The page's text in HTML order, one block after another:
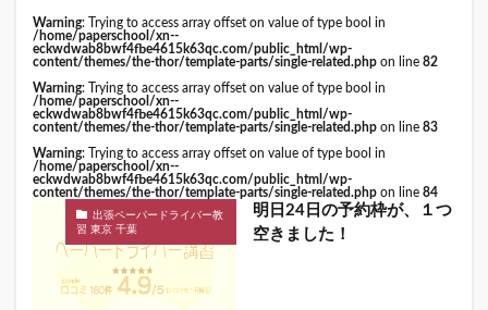
Warning: Trying to access array offset on value of type bool in
/home/paperschool/xn--
eckwdwab8bwf4fbe4615k63qc.com/public_html/wp-
content/themes/the-thor/template-parts/single-related.php on line 82
Warning: Trying to access array offset on value of type bool in
/home/paperschool/xn--
eckwdwab8bwf4fbe4615k63qc.com/public_html/wp-
content/themes/the-thor/template-parts/single-related.php on line 83
Warning: Trying to access array offset on value of type bool in
/home/paperschool/xn--
eckwdwab8bwf4fbe4615k63qc.com/public_html/wp-
content/themes/the-thor/template-parts/single-related.php on line 84
出張ペーパードライバー教
習 東京 千葉
明日24日の予約枠が、１つ
空きました！